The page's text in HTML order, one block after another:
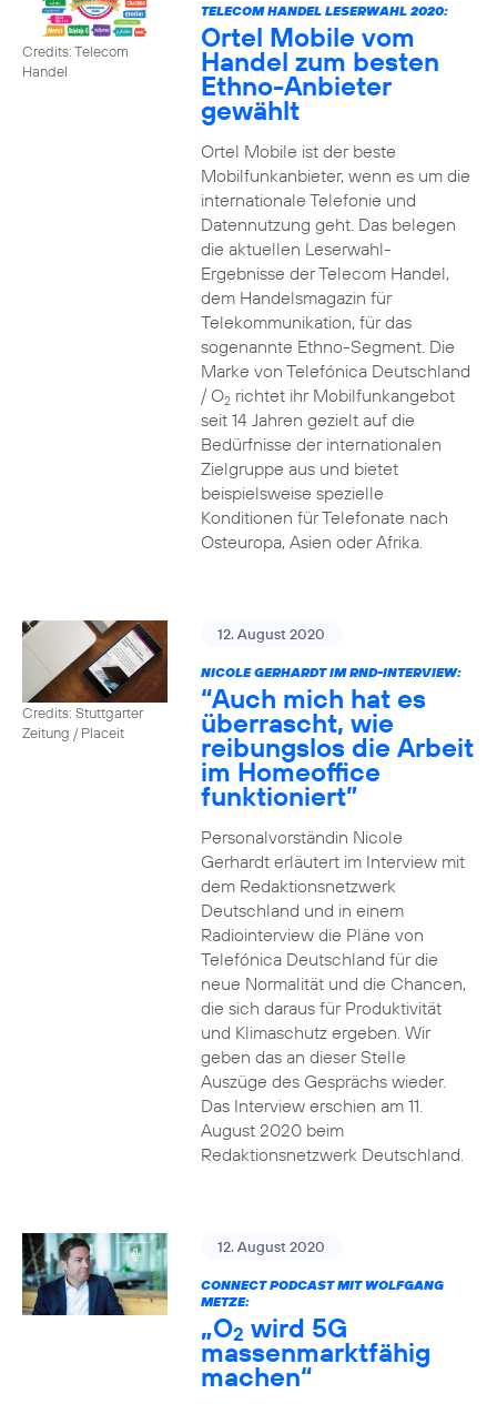
Credits: Telecom
Handel
TELECOM HANDEL LESERWAHL 2020:
Ortel Mobile vom
Handel zum besten
Ethno-Anbieter
gewählt
Ortel Mobile ist der beste
Mobilfunkanbieter, wenn es um die
internationale Telefonie und
Datennutzung geht. Das belegen
die aktuellen Leserwahl-
Ergebnisse der Telecom Handel,
dem Handelsmagazin für
Telekommunikation, für das
sogenannte Ethno-Segment. Die
Marke von Telefónica Deutschland
/ O2richtet ihr Mobilfunkangebot
seit 14 Jahren gezielt auf die
Bedürfnisse der internationalen
Zielgruppe aus und bietet
beispielsweise spezielle
Konditionen für Telefonate nach
Osteuropa, Asien oder Afrika.
Credits: Stuttgarter
Zeitung / Placeit
12. August 2020
NICOLE GERHARDT IM RND-INTERVIEW:
“Auch mich hat es
überrascht, wie
reibungslos die Arbeit
im Homeoffice
funktioniert”
Personalvorständin Nicole
Gerhardt erläutert im Interview mit
dem Redaktionsnetzwerk
Deutschland und in einem
Radiointerview die Pläne von
Telefónica Deutschland für die
neue Normalität und die Chancen,
die sich daraus für Produktivität
und Klimaschutz ergeben. Wir
geben das an dieser Stelle
Auszüge des Gesprächs wieder.
Das Interview erschien am 11.
August 2020 beim
Redaktionsnetzwerk Deutschland.
12. August 2020
CONNECT PODCAST MIT WOLFGANG
METZE:
„O2 wird 5G
massenmarktfähig
machen“